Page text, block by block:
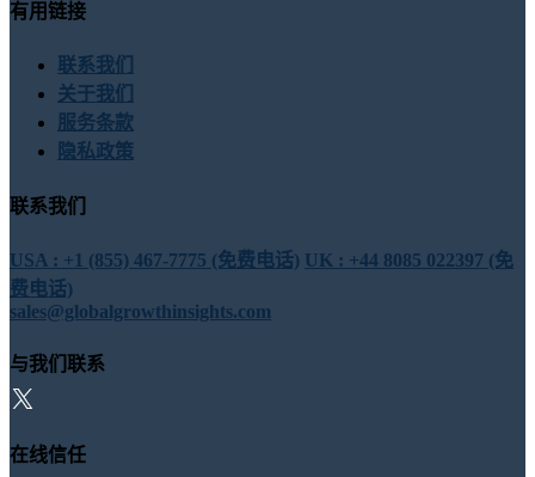
有用链接
联系我们
关于我们
服务条款
隐私政策
联系我们
USA : +1 (855) 467-7775 (免费电话) UK : +44 8085 022397 (免
费电话)
sales@globalgrowthinsights.com
与我们联系
在线信任